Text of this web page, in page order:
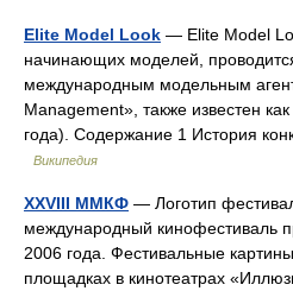
Elite Model Look — Elite Model
начинающих моделей,
международным модельным
Management», также известен
года). Содержание 1 История
Википедия
XXVIII ММКФ — Логотип
международный кинофестиваль
2006 года. Фестивальные
площадках в кинотеатрах